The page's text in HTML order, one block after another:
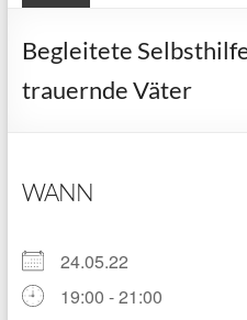
Begleitete
trauernde Väter
WANN
24.05.22
19:00 - 21:00